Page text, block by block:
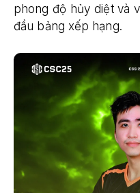
phong độ hủy diệt và
đầu bảng xếp hạng.